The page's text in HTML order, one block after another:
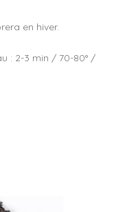
en hiver.
: 2-3 min / 70-80° /